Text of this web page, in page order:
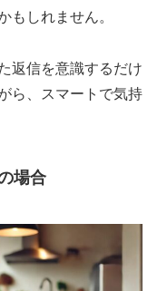
もしれません。
返信を意識するだけ
ら、スマートで気持
場合